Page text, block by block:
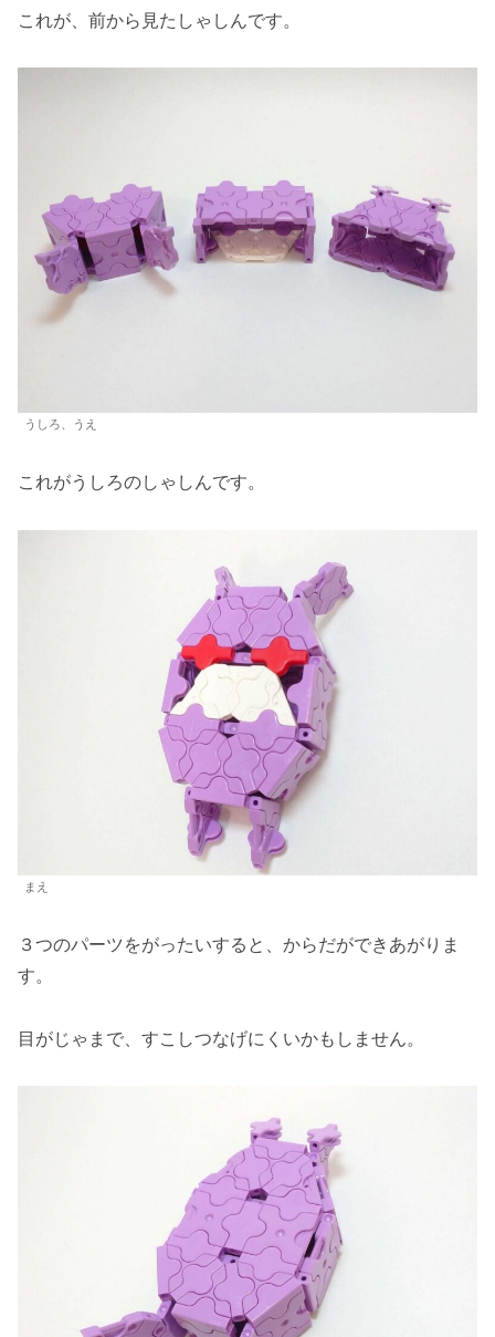
これが、前から見たしゃしんです。
うしろ、うえ
これがうしろのしゃしんです。
まえ
３つのパーツをがったいすると、からだができあがりま
す。
目がじゃまで、すこしつなげにくいかもしません。